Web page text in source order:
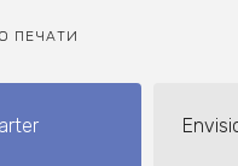
ПЕЧАТИ